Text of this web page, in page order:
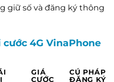
giữ số và đăng ký thông
4G VinaPhone
GIÁ
CƯỚC
CÚ PHÁP
ĐĂNG KÝ